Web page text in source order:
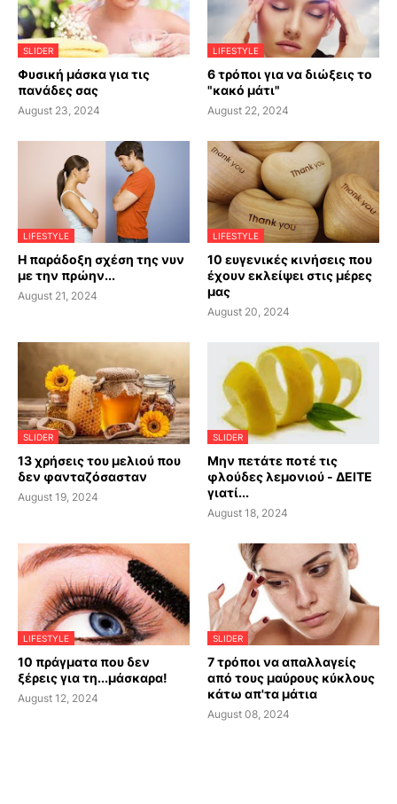
SLIDER
Φυσική μάσκα για τις
πανάδες σας
August 23, 2024
LIFESTYLE
6 τρόποι για να διώξεις το
"κακό μάτι"
August 22, 2024
LIFESTYLE
Η παράδοξη σχέση της νυν
με την πρώην...
August 21, 2024
LIFESTYLE
10 ευγενικές κινήσεις που
έχουν εκλείψει στις μέρες
μας
August 20, 2024
SLIDER
13 χρήσεις του μελιού που
δεν φανταζόσασταν
August 19, 2024
SLIDER
Μην πετάτε ποτέ τις
φλούδες λεμονιού - ΔΕΙΤΕ
γιατί...
August 18, 2024
LIFESTYLE
10 πράγματα που δεν
ξέρεις για τη...μάσκαρα!
August 12, 2024
SLIDER
7 τρόποι να απαλλαγείς
από τους μαύρους κύκλους
κάτω απ'τα μάτια
August 08, 2024